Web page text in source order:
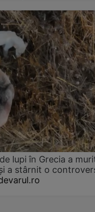
lupi în Grecia a
a stârnit o